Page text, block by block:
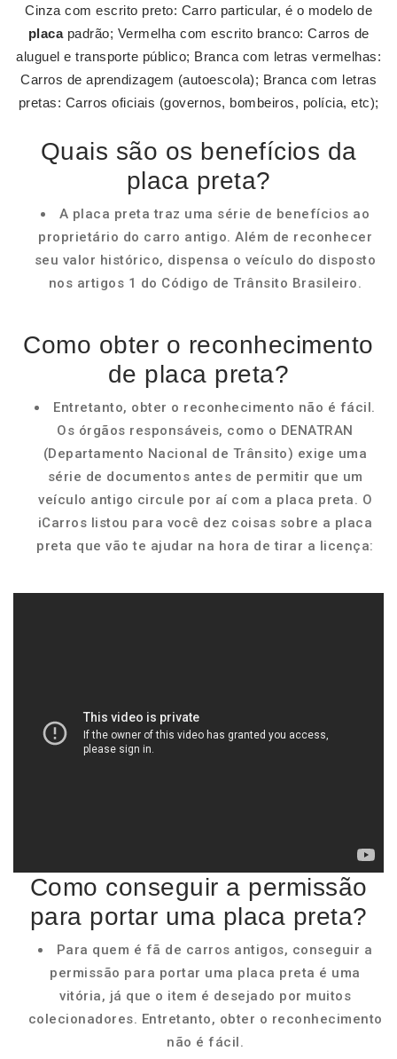
Cinza com escrito preto: Carro particular, é o modelo de
placapadrão; Vermelha com escrito branco: Carros de
aluguel e transporte público; Branca com letras vermelhas:
Carros de aprendizagem (autoescola); Branca com letras
pretas: Carros oficiais (governos, bombeiros, polícia, etc);
Quais são os benefícios da
placa preta?
A placa preta traz uma série de benefícios ao
proprietário do carro antigo. Além de reconhecer
seu valor histórico, dispensa o veículo do disposto
nos artigos 1 do Código de Trânsito Brasileiro.
Como obter o reconhecimento
de placa preta?
Entretanto, obter o reconhecimento não é fácil.
Os órgãos responsáveis, como o DENATRAN
(Departamento Nacional de Trânsito) exige uma
série de documentos antes de permitir que um
veículo antigo circule por aí com a placa preta. O
iCarros listou para você dez coisas sobre a placa
preta que vão te ajudar na hora de tirar a licença:
Como conseguir a permissão
para portar uma placa preta?
Para quem é fã de carros antigos, conseguir a
permissão para portar uma placa preta é uma
vitória, já que o item é desejado por muitos
colecionadores. Entretanto, obter o reconhecimento
não é fácil.